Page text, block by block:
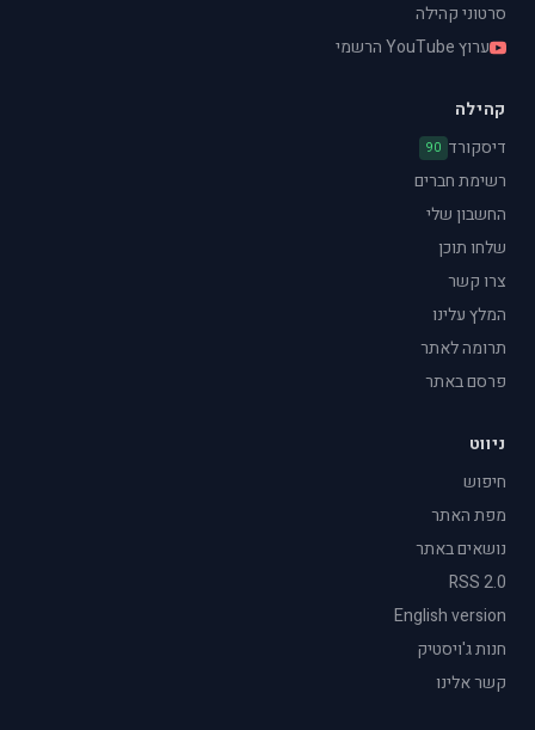
סרטוני קהילה
ערוץ YouTube הרשמי
קהילה
דיסקורד 90
רשימת חברים
החשבון שלי
שלחו תוכן
צרו קשר
המלץ עלינו
תרומה לאתר
פרסם באתר
ניווט
חיפוש
מפת האתר
נושאים באתר
RSS 2.0
English version
חנות ג'ויסטיק
קשר אלינו